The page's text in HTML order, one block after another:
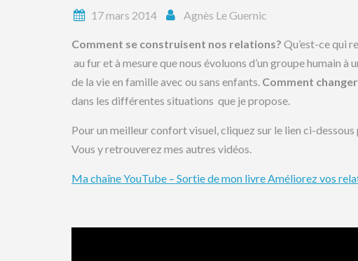
17 mars 2014 Agnès Le Guernic
Comment se construisent nos relations? Qu’est-ce qui
au fur et à mesure que nous évoluons d’un groupe humain
de la vie en famille avec ou sans enfants. Comment
dans les différentes situations que je propose.
Pour un meilleur confort visuel, cliquez sur le lien ci-
Vous y retrouverez mes autres vidéos.
Ma chaîne YouTube – Sortie de mon livre Améliorez vos